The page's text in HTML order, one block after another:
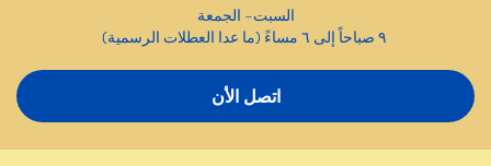
السبت– الجمعة
اتصل الأن